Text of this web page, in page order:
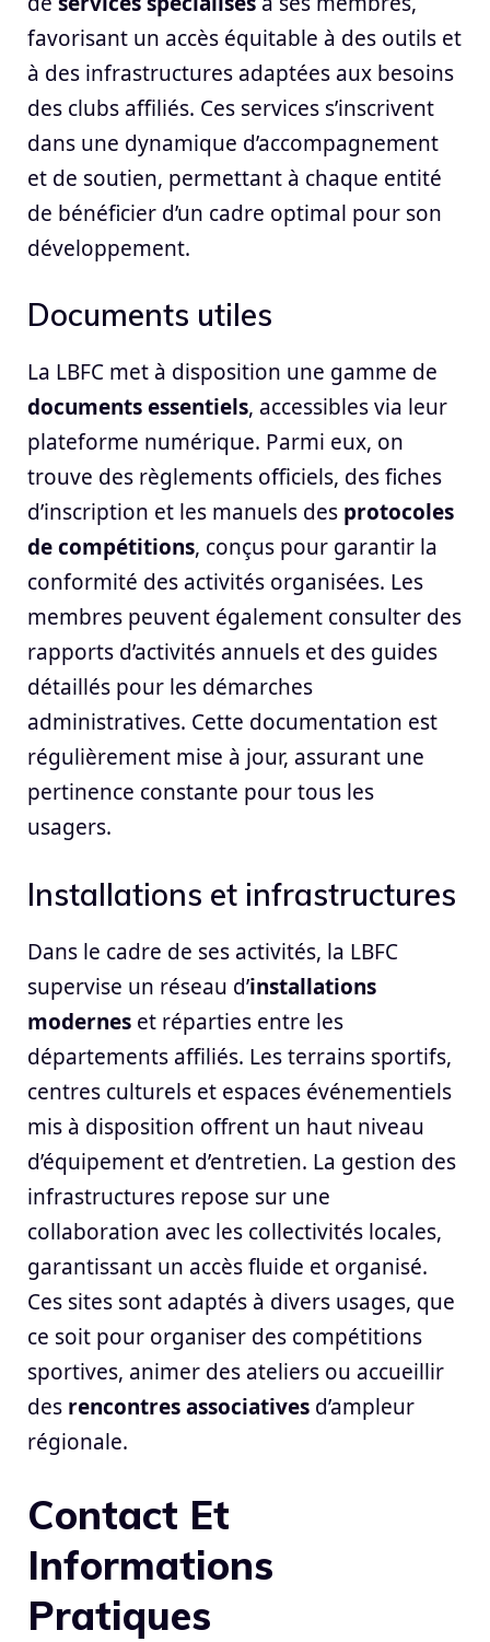
favorisant un accès équitable à des outils et
à des infrastructures adaptées aux besoins
des clubs affiliés. Ces services s’inscrivent
dans une dynamique d’accompagnement
et de soutien, permettant à chaque entité
de bénéficier d’un cadre optimal pour son
développement.
Documents utiles
La LBFC met à disposition une gamme de
documents essentiels, accessibles via leur
plateforme numérique. Parmi eux, on
trouve des règlements officiels, des fiches
d’inscription et les manuels des protocoles
de compétitions, conçus pour garantir la
conformité des activités organisées. Les
membres peuvent également consulter des
rapports d’activités annuels et des guides
détaillés pour les démarches
administratives. Cette documentation est
régulièrement mise à jour, assurant une
pertinence constante pour tous les
usagers.
Installations et infrastructures
Dans le cadre de ses activités, la LBFC
supervise un réseau d’installations
modernes et réparties entre les
départements affiliés. Les terrains sportifs,
centres culturels et espaces événementiels
mis à disposition offrent un haut niveau
d’équipement et d’entretien. La gestion des
infrastructures repose sur une
collaboration avec les collectivités locales,
garantissant un accès fluide et organisé.
Ces sites sont adaptés à divers usages, que
ce soit pour organiser des compétitions
sportives, animer des ateliers ou accueillir
des rencontres associatives d’ampleur
régionale.
Contact Et
Informations
Pratiques